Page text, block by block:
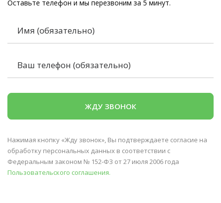
Оставьте телефон и мы перезвоним за 5 минут.
Нажимая кнопку «Жду звонок», Вы подтверждаете согласие на
обработку персональных данных в соответствии с
Федеральным законом № 152-ФЗ от 27 июля 2006 года
Пользовательского соглашения.